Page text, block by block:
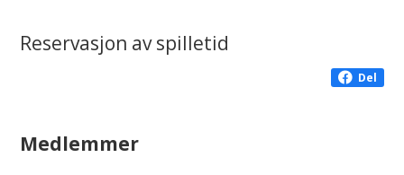
Reservasjon av spilletid
Del
Medlemmer